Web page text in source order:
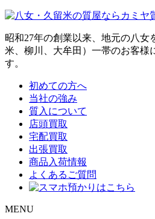
昭和27年の創業以来、地元の八女
米、柳川、大牟田）一帯のお客様
す。
初めての方へ
当社の強み
質入について
店頭買取
宅配買取
出張買取
商品入荷情報
よくあるご質問
MENU